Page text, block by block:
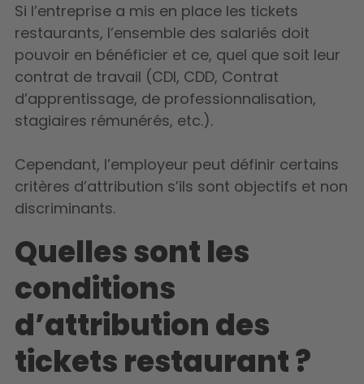
Si l’entreprise a mis en place les tickets
restaurants, l’ensemble des salariés doit
pouvoir en bénéficier et ce, quel que soit leur
contrat de travail (CDI, CDD, Contrat
d’apprentissage, de professionnalisation,
stagiaires rémunérés, etc.).
Cependant, l’employeur peut définir certains
critères d’attribution s’ils sont objectifs et non
discriminants.
Quelles sont les
conditions
d’attribution des
tickets restaurant ?